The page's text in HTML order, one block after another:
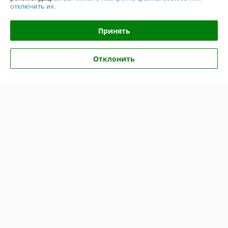
Контакты
отключить их.
Принять
Отклонить